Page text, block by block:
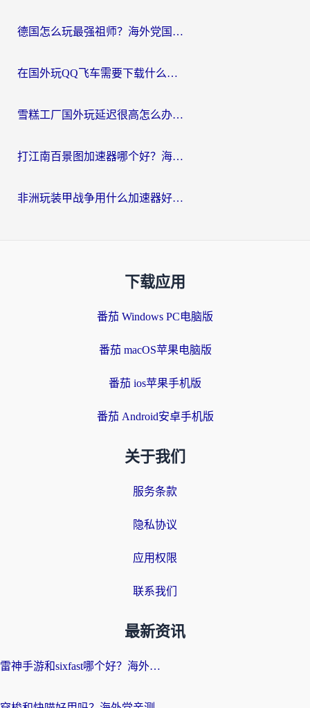
德国怎么玩最强祖师？海外党国服游戏加速器选择全攻略（附宝可梦Online实测）
在国外玩QQ飞车需要下载什么加速器呢？海外党亲测有效的国服游戏加速指南
雪糕工厂国外玩延迟很高怎么办？海外玩家国服游戏加速终极攻略（附实测推荐）
打江南百景图加速器哪个好？海外党踩坑N次后，终于找到不卡的秘诀
非洲玩装甲战争用什么加速器好？海外党亲测有效的国服游戏加速方案
下载应用
番茄 Windows PC电脑版
番茄 macOS苹果电脑版
番茄 ios苹果手机版
番茄 Android安卓手机版
关于我们
服务条款
隐私协议
应用权限
联系我们
最新资讯
雷神手游和sixfast哪个好？海外党亲测3款回国加速器，教你选对不踩坑